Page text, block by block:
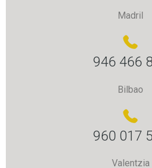
Madril
946 466
Bilbao
960 017
Valentzia